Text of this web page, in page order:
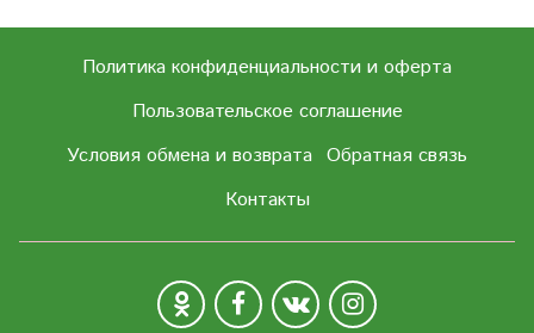
Политика конфиденциальности и оферта
Пользовательское соглашение
Условия обмена и возврата Обратная связь
Контакты